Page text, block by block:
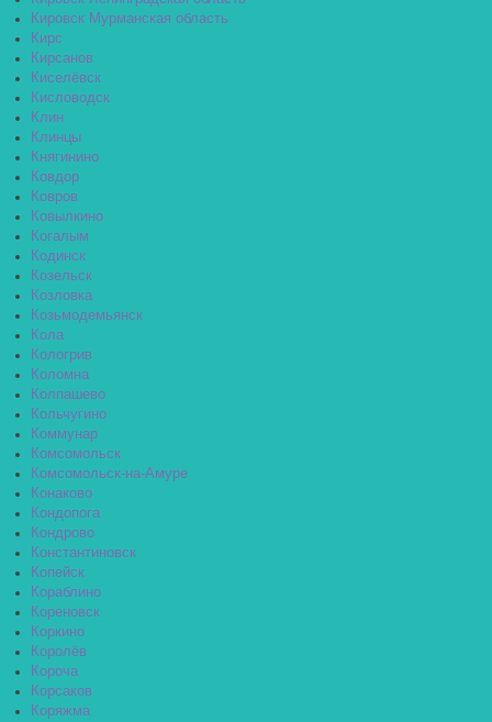
Кировск Мурманская область
Кирс
Кирсанов
Киселёвск
Кисловодск
Клин
Клинцы
Княгинино
Ковдор
Ковров
Ковылкино
Когалым
Кодинск
Козельск
Козловка
Козьмодемьянск
Кола
Кологрив
Коломна
Колпашево
Кольчугино
Коммунар
Комсомольск
Комсомольск-на-Амуре
Конаково
Кондопога
Кондрово
Константиновск
Копейск
Кораблино
Кореновск
Коркино
Королёв
Короча
Корсаков
Коряжма